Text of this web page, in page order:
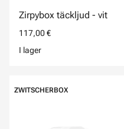
Zirpybox täckljud - vit
117,00 €
I lager
ZWITSCHERBOX